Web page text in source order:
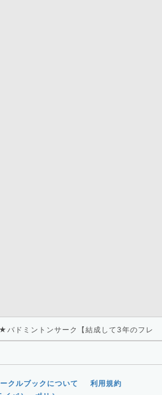
バドミントンサーク【結成して3年のフレ
クルブックについて
利用規約